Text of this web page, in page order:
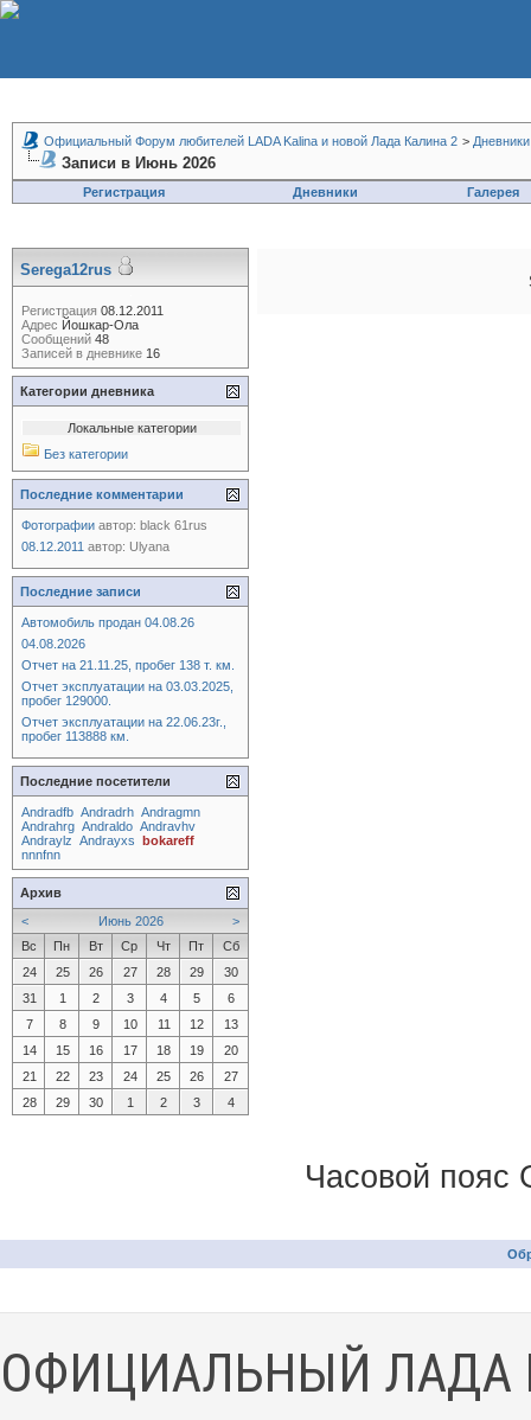
Официальный Форум любителей LADA Kalina и новой Лада Калина 2 > Дневники
Записи в Июнь 2026
Регистрация Дневники Галерея
Serega12rus
Регистрация 08.12.2011
Адрес Йошкар-Ола
Сообщений 48
Записей в дневнике 16
Категории дневника
Локальные категории
Без категории
Последние комментарии
Фотографии автор: black 61rus
08.12.2011 автор: Ulyana
Последние записи
Автомобиль продан 04.08.26
04.08.2026
Отчет на 21.11.25, пробег 138 т. км.
Отчет эксплуатации на 03.03.2025,
пробег 129000.
Отчет эксплуатации на 22.06.23г.,
пробег 113888 км.
Последние посетители
Andradfb Andradrh Andragmn
Andrahrg Andraldo Andravhv
Andraylz Andrayxs bokareff
nnnfnn
Архив
<
>
Июнь 2026
Вс
Пн Вт Ср Чт Пт
Сб
24
25 26 27 28 29
30
31
1 2 3 4 5
6
7
8 9 10 11 12
13
14
15 16 17 18 19
20
21
22 23 24 25 26
27
28
29 30 1 2 3 4
Часовой пояс
ОФИЦИАЛЬНЫЙ ЛАДА